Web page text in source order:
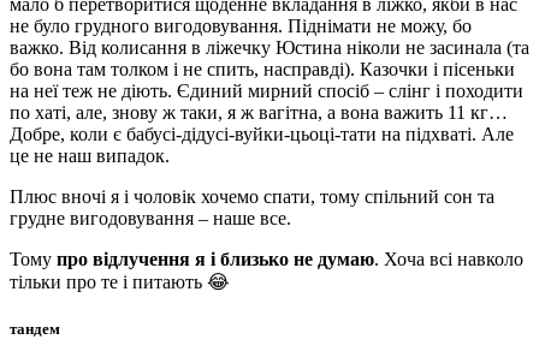
не було грудного вигодовування. Піднімати не можу, бо
важко. Від колисання в ліжечку Юстина ніколи не засинала (та
бо вона там толком і не спить, насправді). Казочки і пісеньки
на неї теж не діють. Єдиний мирний спосіб – слінг і походити
по хаті, але, знову ж таки, я ж вагітна, а вона важить 11 кг…
Добре, коли є бабусі-дідусі-вуйки-цьоці-тати на підхваті. Але
це не наш випадок.
Плюс вночі я і чоловік хочемо спати, тому спільний сон та
грудне вигодовування – наше все.
Тому про відлучення я і близько не думаю. Хоча всі навколо
тільки про те і питають 😂
тандем